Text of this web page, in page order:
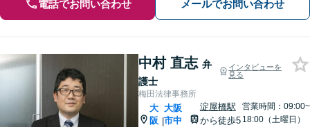
電話でお問い合わせ メールでお問い合わせ
中村 直志 弁
護士
インタビューを
見る
梅田法律事務所
大
阪 |
大阪
市中
淀屋橋駅
から徒歩5
営業時間：09:00~
18:00（土曜日）